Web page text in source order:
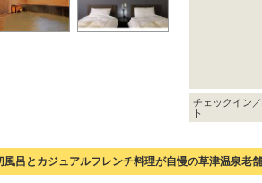
チェックイン
ト
風呂とカジュアルフレンチ料理が自慢の草津温泉老